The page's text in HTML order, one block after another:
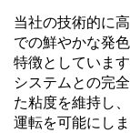
当社の技術的に
での鮮やかな発
特徴としていま
システムとの完
た粘度を維持し
運転を可能にし